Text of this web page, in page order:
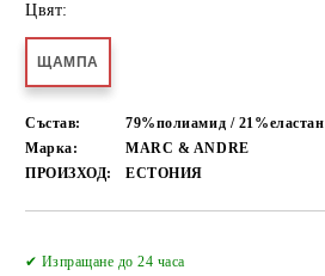
Цвят:
ЩАМПА
Състав:
79%полиамид / 21%еластан
Марка:
MARC & ANDRE
ПРОИЗХОД:
ЕСТОНИЯ
✔ Изпращане до 24 часа